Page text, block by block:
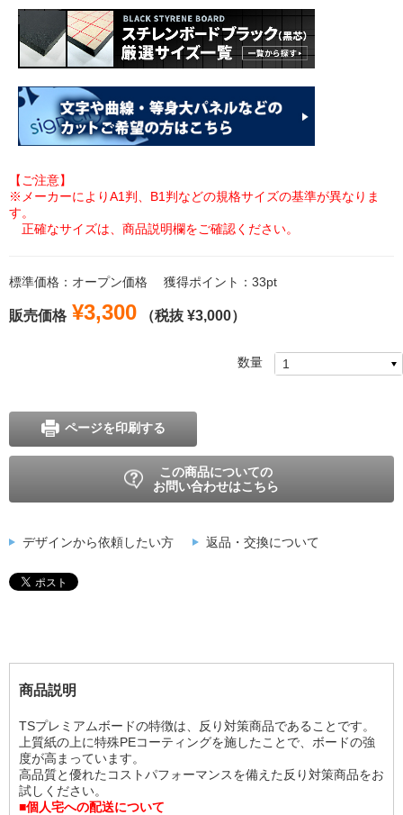
【ご注意】
※メーカーによりA1判、B1判などの規格サイズの基準が異なりま
す。
正確なサイズは、商品説明欄をご確認ください。
標準価格：オープン価格 獲得ポイント：33pt
販売価格 ¥3,300 （税抜 ¥3,000）
数量
ページを印刷する
この商品についての
お問い合わせはこちら
デザインから依頼したい方 返品・交換について
商品説明
TSプレミアムボードの特徴は、反り対策商品であることです。
上質紙の上に特殊PEコーティングを施したことで、ボードの強
度が高まっています。
高品質と優れたコストパフォーマンスを備えた反り対策商品をお
試しください。
■個人宅への配送について